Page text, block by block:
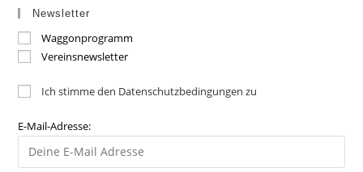
Newsletter
Waggonprogramm
Vereinsnewsletter
Ich stimme den Datenschutzbedingungen zu
E-Mail-Adresse: